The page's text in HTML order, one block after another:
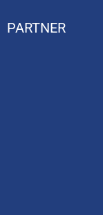
PARTNER